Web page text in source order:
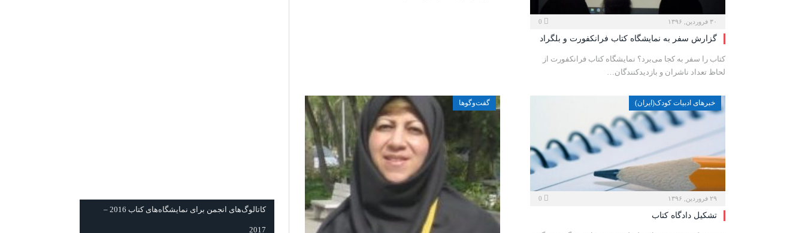
۳۰ فروردین, ۱۳۹۶
گزارش سفر به نمایشگاه کتاب فرانکفورت و بلگراد
کتاب را سفر به کجا می‌برد؟ نمایشگاه کتاب فرانکفورت از
لحاظ تعداد ناشران و بازدیدکنندگان…
خبرهای ادبیات کودک(ایران)
۲۹ فروردین, ۱۳۹۶
تشکیل دادگاه کتاب
گفت‌وگوها
كاتالوگ‌های انجمن برای نمايشگاه‌های كتاب 2016 –
2017